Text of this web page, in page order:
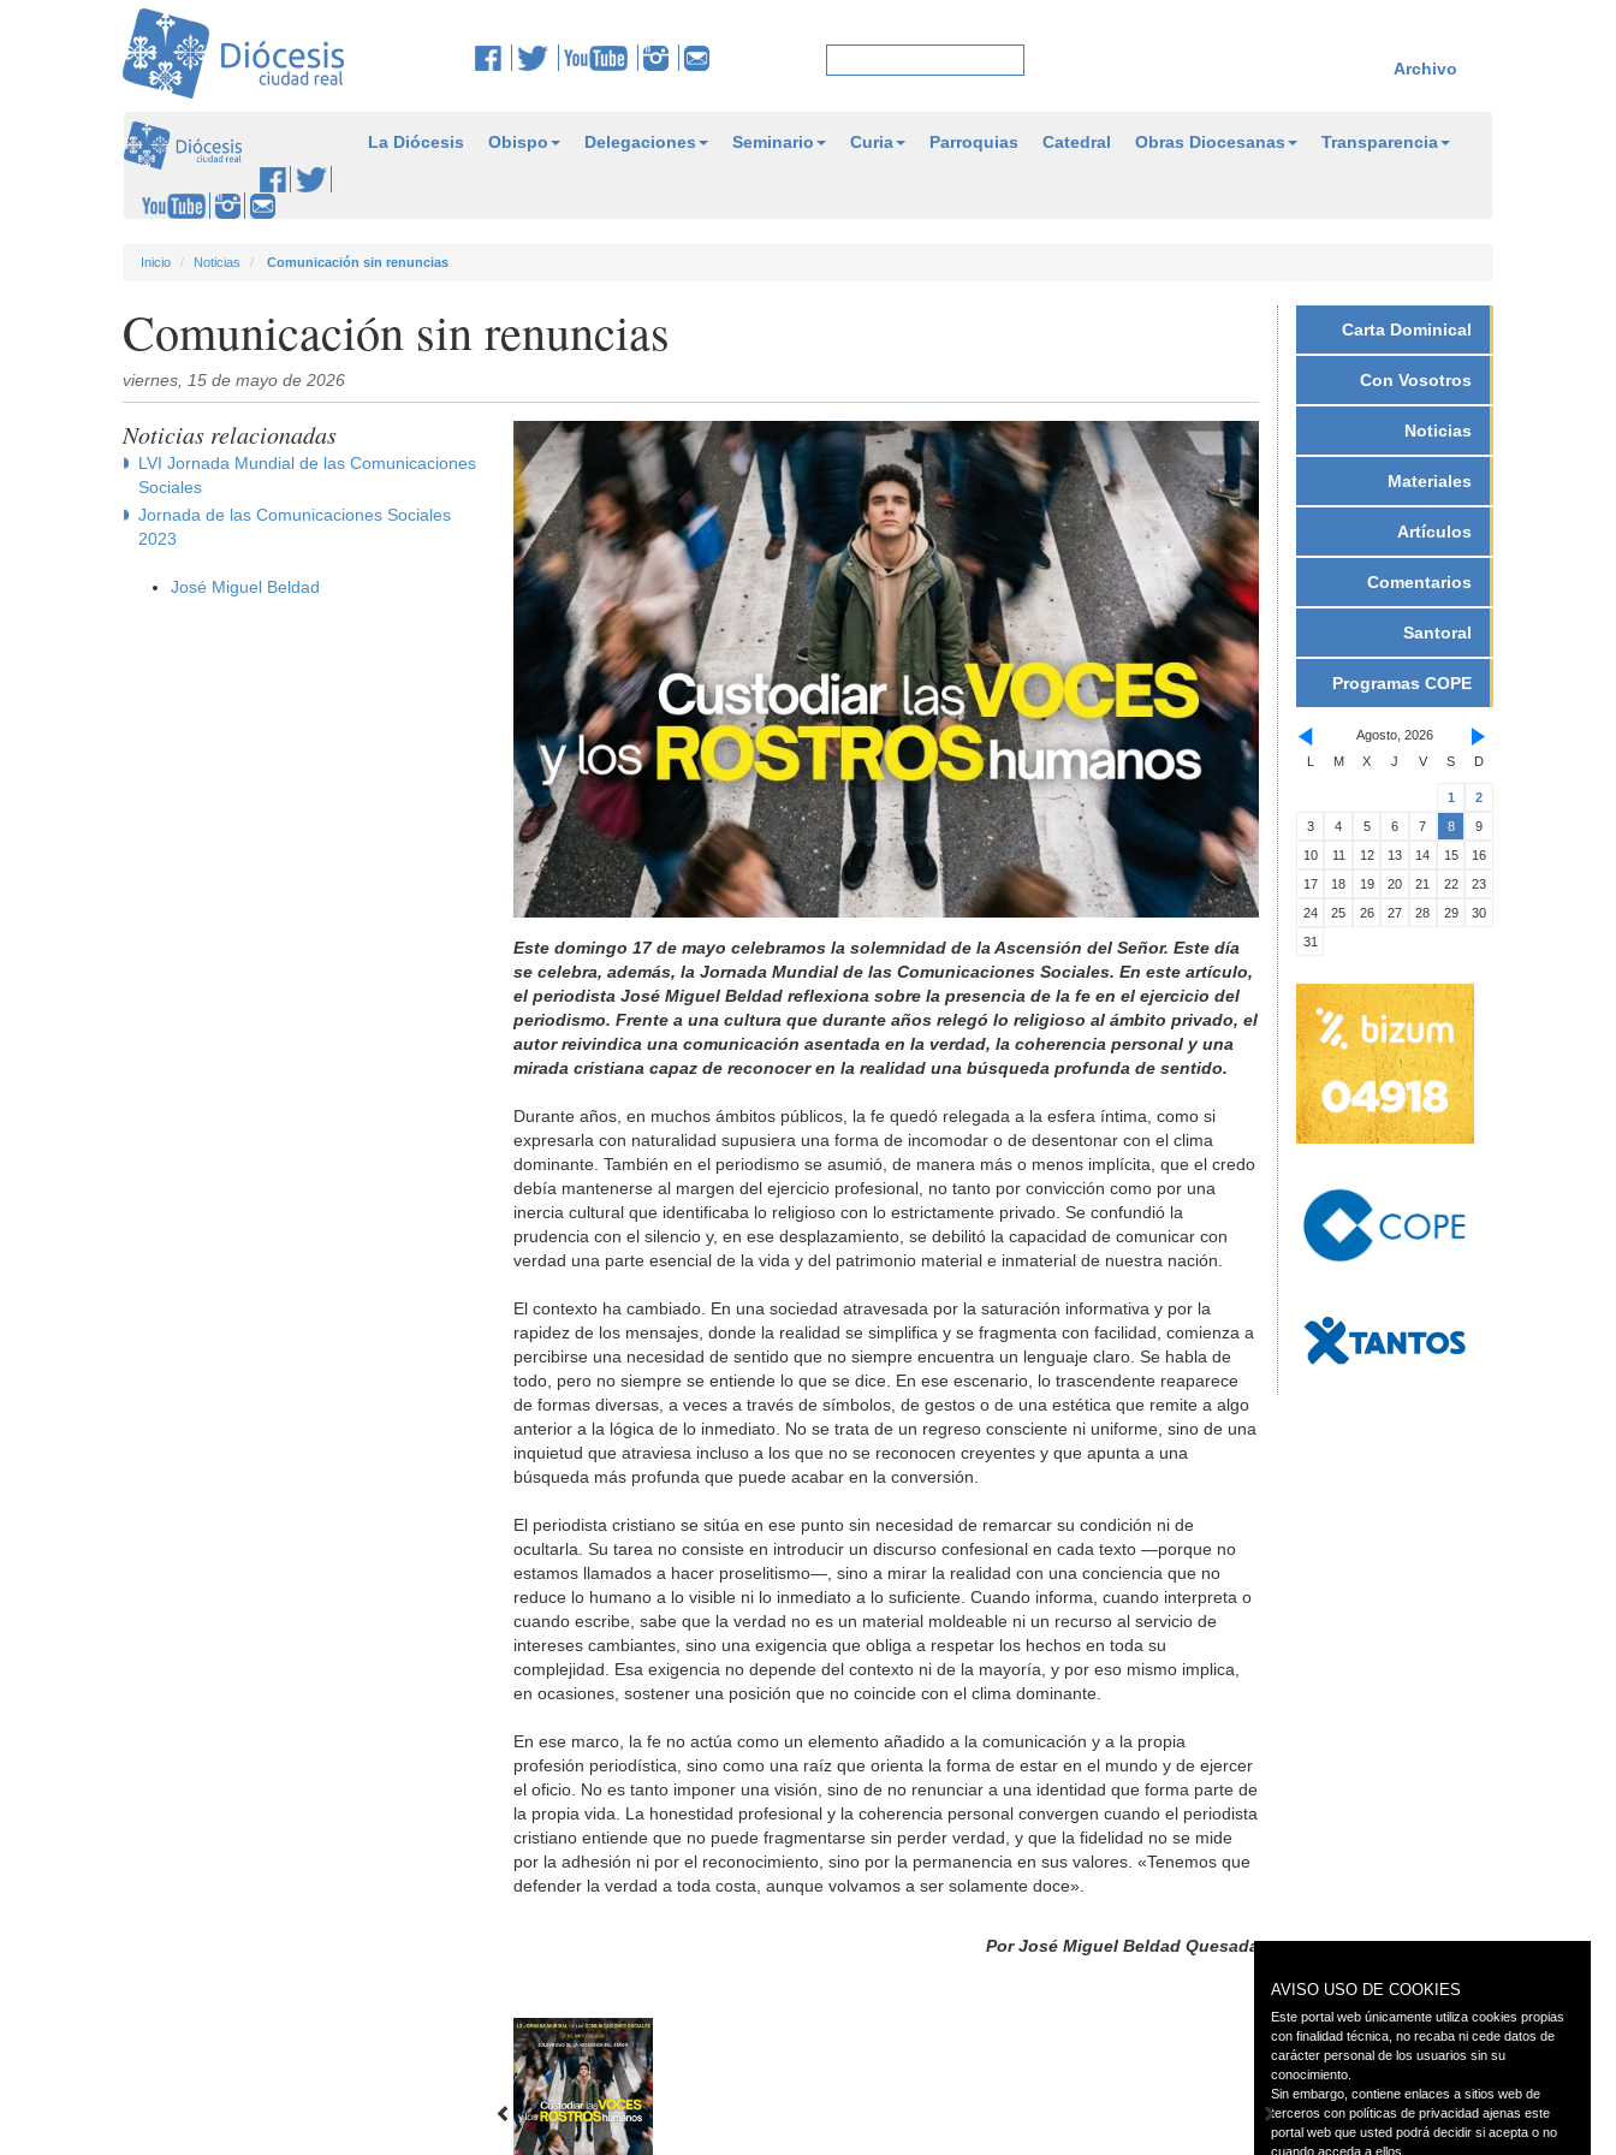
Archivo
La Diócesis Obispo Delegaciones Seminario Curia Parroquias Catedral Obras Diocesanas Transparencia
Inicio Noticias Comunicación sin renuncias
Comunicación sin renuncias
viernes, 15 de mayo de 2026
Noticias relacionadas
LVI Jornada Mundial de las Comunicaciones
Sociales
Jornada de las Comunicaciones Sociales
2023
José Miguel Beldad
Este domingo 17 de mayo celebramos la solemnidad de la Ascensión del Señor. Este día
se celebra, además, la Jornada Mundial de las Comunicaciones Sociales. En este artículo,
el periodista José Miguel Beldad reflexiona sobre la presencia de la fe en el ejercicio del
periodismo. Frente a una cultura que durante años relegó lo religioso al ámbito privado, el
autor reivindica una comunicación asentada en la verdad, la coherencia personal y una
mirada cristiana capaz de reconocer en la realidad una búsqueda profunda de sentido.
Durante años, en muchos ámbitos públicos, la fe quedó relegada a la esfera íntima, como si
expresarla con naturalidad supusiera una forma de incomodar o de desentonar con el clima
dominante. También en el periodismo se asumió, de manera más o menos implícita, que el credo
debía mantenerse al margen del ejercicio profesional, no tanto por convicción como por una
inercia cultural que identificaba lo religioso con lo estrictamente privado. Se confundió la
prudencia con el silencio y, en ese desplazamiento, se debilitó la capacidad de comunicar con
verdad una parte esencial de la vida y del patrimonio material e inmaterial de nuestra nación.
El contexto ha cambiado. En una sociedad atravesada por la saturación informativa y por la
rapidez de los mensajes, donde la realidad se simplifica y se fragmenta con facilidad, comienza a
percibirse una necesidad de sentido que no siempre encuentra un lenguaje claro. Se habla de
todo, pero no siempre se entiende lo que se dice. En ese escenario, lo trascendente reaparece
de formas diversas, a veces a través de símbolos, de gestos o de una estética que remite a algo
anterior a la lógica de lo inmediato. No se trata de un regreso consciente ni uniforme, sino de una
inquietud que atraviesa incluso a los que no se reconocen creyentes y que apunta a una
búsqueda más profunda que puede acabar en la conversión.
El periodista cristiano se sitúa en ese punto sin necesidad de remarcar su condición ni de
ocultarla. Su tarea no consiste en introducir un discurso confesional en cada texto —porque no
estamos llamados a hacer proselitismo—, sino a mirar la realidad con una conciencia que no
reduce lo humano a lo visible ni lo inmediato a lo suficiente. Cuando informa, cuando interpreta o
cuando escribe, sabe que la verdad no es un material moldeable ni un recurso al servicio de
intereses cambiantes, sino una exigencia que obliga a respetar los hechos en toda su
complejidad. Esa exigencia no depende del contexto ni de la mayoría, y por eso mismo implica,
en ocasiones, sostener una posición que no coincide con el clima dominante.
En ese marco, la fe no actúa como un elemento añadido a la comunicación y a la propia
profesión periodística, sino como una raíz que orienta la forma de estar en el mundo y de ejercer
el oficio. No es tanto imponer una visión, sino de no renunciar a una identidad que forma parte de
la propia vida. La honestidad profesional y la coherencia personal convergen cuando el periodista
cristiano entiende que no puede fragmentarse sin perder verdad, y que la fidelidad no se mide
por la adhesión ni por el reconocimiento, sino por la permanencia en sus valores. «Tenemos que
defender la verdad a toda costa, aunque volvamos a ser solamente doce».
Por José Miguel Beldad Quesada
Carta Dominical
Con Vosotros
Noticias
Materiales
Artículos
Comentarios
Santoral
Programas COPE
Agosto, 2026
L
M X J V S D
1
2
3
4 5 6 7 8
9
10
11 12 13 14 15
16
17
18 19 20 21 22
23
24
25 26 27 28 29
30
31
AVISO USO DE COOKIES
Este portal web únicamente utiliza cookies propias
con finalidad técnica, no recaba ni cede datos de
carácter personal de los usuarios sin su
conocimiento.
Sin embargo, contiene enlaces a sitios web de
terceros con políticas de privacidad ajenas este
portal web que usted podrá decidir si acepta o no
cuando acceda a ellos.